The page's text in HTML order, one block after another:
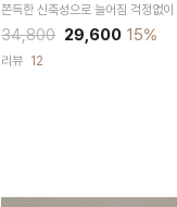
쫀득한 신축성으로 늘어짐 걱정없이
34,800 29,600 15%
리뷰 12